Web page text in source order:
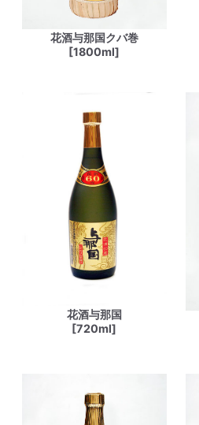
花酒与那国クバ巻
[1800ml]
花酒与那国
[720ml]